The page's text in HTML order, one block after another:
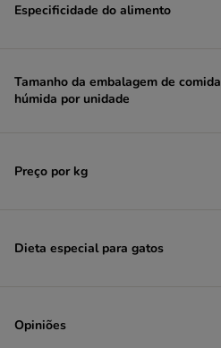
Felix
Gourmet Especialidades
Gourmet Gold
Greenwoods
Herrmann's
IAMS
Vaca e vitela
Especificidade do alimento
Tamanho da embalagem de comida
húmida por unidade
Preço por kg
Dieta especial para gatos
Opiniões